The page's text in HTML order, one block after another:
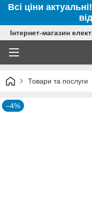
Всі ціни
Інтернет-магазин
Товари та послуги
–4%